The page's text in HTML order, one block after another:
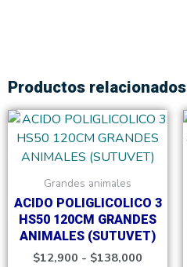
Productos relacionados
Grandes animales
ACIDO POLIGLICOLICO 3
HS50 120CM GRANDES
ANIMALES (SUTUVET)
$12,900 - $138,000
Rango
de
precios:
desde
$138,000
Este
producto
tiene
variantes.
Las
opciones
se